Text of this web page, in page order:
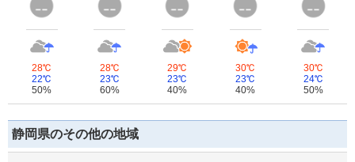
28℃
22℃
50%
28℃
23℃
60%
29℃
23℃
40%
30℃
23℃
40%
30℃
24℃
50%
静岡県のその他の地域